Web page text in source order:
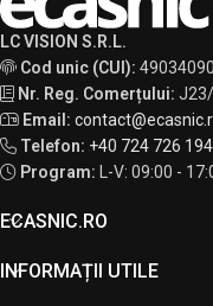
LC VISION S.R.L.
Cod unic (CUI): 49034090
Nr. Reg. Comerțului:
Email:
Telefon: +40 724 726 194
Program:
L-V: 09:00 -
ECASNIC.RO
INFORMAȚII UTILE